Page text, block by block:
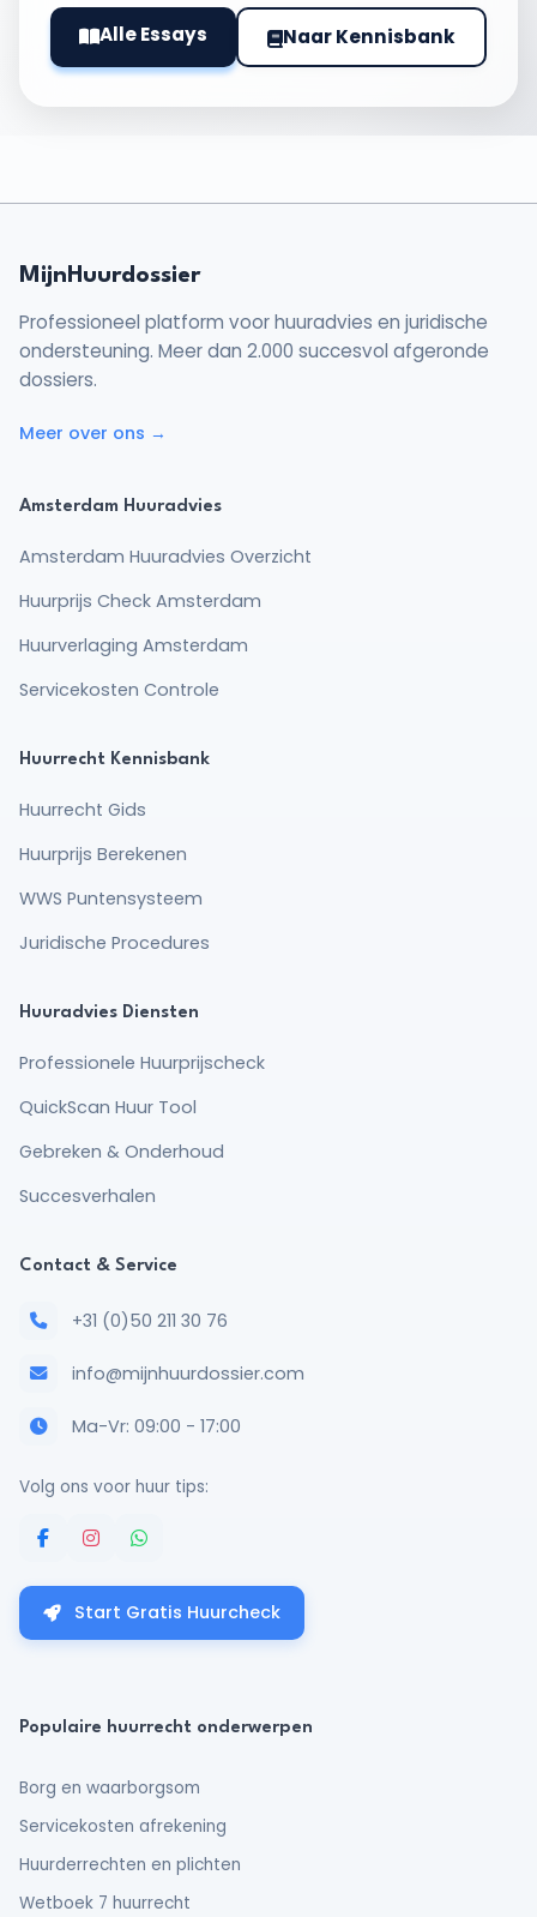
Alle Essays Naar Kennisbank
MijnHuurdossier
Professioneel platform voor huuradvies en juridische
ondersteuning. Meer dan 2.000 succesvol afgeronde
dossiers.
Meer over ons →
Amsterdam Huuradvies
Amsterdam Huuradvies Overzicht
Huurprijs Check Amsterdam
Huurverlaging Amsterdam
Servicekosten Controle
Huurrecht Kennisbank
Huurrecht Gids
Huurprijs Berekenen
WWS Puntensysteem
Juridische Procedures
Huuradvies Diensten
Professionele Huurprijscheck
QuickScan Huur Tool
Gebreken & Onderhoud
Succesverhalen
Contact & Service
+31 (0)50 211 30 76
info@mijnhuurdossier.com
Ma-Vr: 09:00 - 17:00
Volg ons voor huur tips:
Start Gratis Huurcheck
Populaire huurrecht onderwerpen
Borg en waarborgsom
Servicekosten afrekening
Huurderrechten en plichten
Wetboek 7 huurrecht